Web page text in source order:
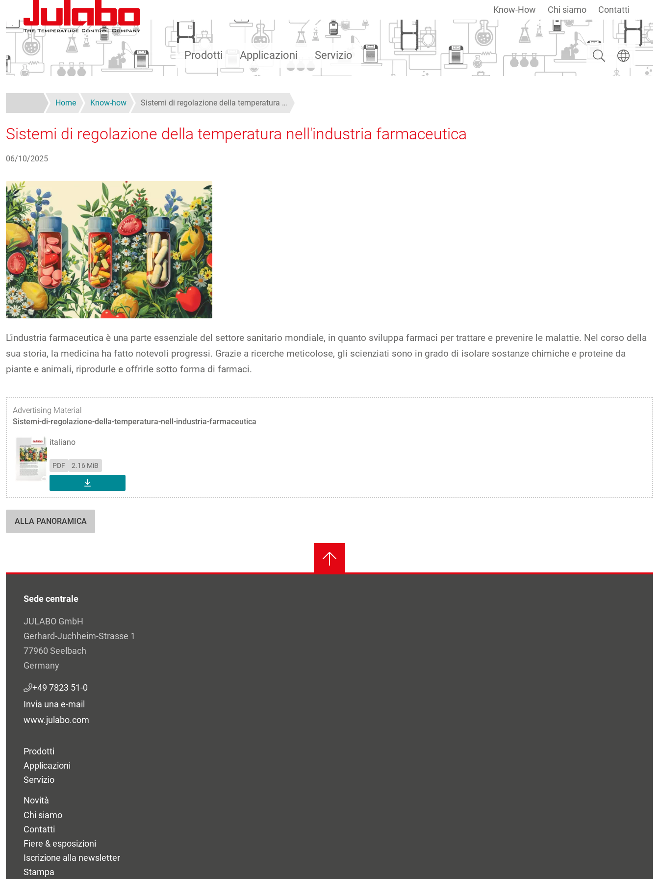
Salta al contenuto principale
Prodotti Applicazioni Servizio
Know-How Chi siamo Contatti
Ricerca Selezionare
Home Know-how Sistemi di regolazione della temperatura …
Sistemi di regolazione della temperatura nell'industria farmaceutica
06/10/2025
L'industria farmaceutica è una parte essenziale del settore sanitario mondiale, in quanto sviluppa farmaci per trattare e prevenire le malattie. Nel corso della
sua storia, la medicina ha fatto notevoli progressi. Grazie a ricerche meticolose, gli scienziati sono in grado di isolare sostanze chimiche e proteine da
piante e animali, riprodurle e offrirle sotto forma di farmaci.
Advertising Material
Sistemi-di-regolazione-della-temperatura-nell-industria-farmaceutica
italiano
PDF 2.16 MiB
SCARICA
ALLA PANORAMICA
Sede centrale
JULABO GmbH
Gerhard-Juchheim-Strasse 1
77960 Seelbach
Germany
+49 7823 51-0
Invia una e-mail
www.julabo.com
Prodotti
Applicazioni
Servizio
Novità
Chi siamo
Contatti
Fiere & esposizioni
Iscrizione alla newsletter
Stampa